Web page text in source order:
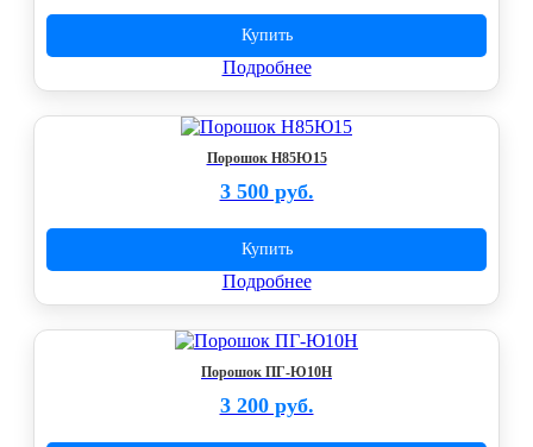
Купить
Подробнее
Порошок Н85Ю15
3 500 руб.
Купить
Подробнее
Порошок ПГ-Ю10Н
3 200 руб.